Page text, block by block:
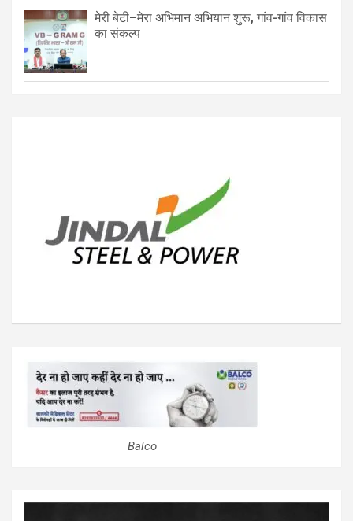
मेरी बेटी–मेरा अभिमान अभियान शुरू, गांव-गांव विकास
का संकल्प
Balco